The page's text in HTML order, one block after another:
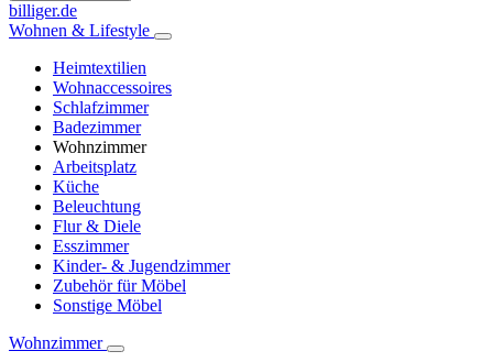
billiger.de
Wohnen & Lifestyle
Heimtextilien
Wohnaccessoires
Schlafzimmer
Badezimmer
Wohnzimmer
Arbeitsplatz
Küche
Beleuchtung
Flur & Diele
Esszimmer
Kinder- & Jugendzimmer
Zubehör für Möbel
Sonstige Möbel
Wohnzimmer